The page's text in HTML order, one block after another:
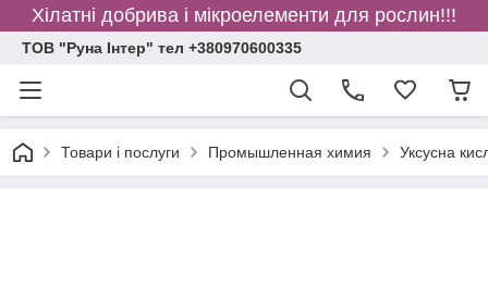
Хілатні добрива і мікроелементи для рослин!!!
ТОВ "Руна Інтер" тел +380970600335
Товари і послуги Промышленная химия Уксусна